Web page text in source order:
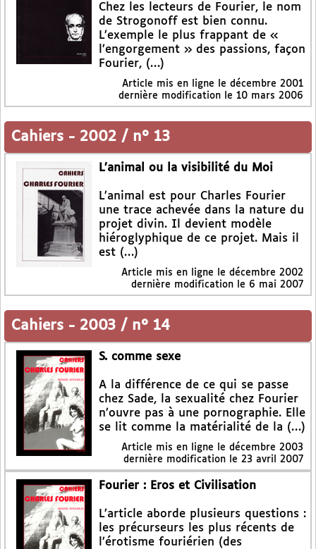
Chez les lecteurs de Fourier, le nom
de Strogonoff est bien connu.
L’exemple le plus frappant de «
l’engorgement » des passions, façon
Fourier, (…)
Article mis en ligne le décembre 2001
dernière modification le 10 mars 2006
Cahiers - 2002 / n° 13
L’animal ou la visibilité du Moi
L’animal est pour Charles Fourier
une trace achevée dans la nature du
projet divin. Il devient modèle
hiéroglyphique de ce projet. Mais il
est (…)
Article mis en ligne le décembre 2002
dernière modification le 6 mai 2007
Cahiers - 2003 / n° 14
S. comme sexe
A la différence de ce qui se passe
chez Sade, la sexualité chez Fourier
n’ouvre pas à une pornographie. Elle
se lit comme la matérialité de la (…)
Article mis en ligne le décembre 2003
dernière modification le 23 avril 2007
Fourier : Eros et Civilisation
L’article aborde plusieurs questions :
les précurseurs les plus récents de
l’érotisme fouriérien (des